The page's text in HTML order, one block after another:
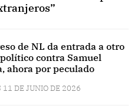
de NL da entrada a otro
contra Samuel
ahora por peculado
11 DE JUNIO DE 2026